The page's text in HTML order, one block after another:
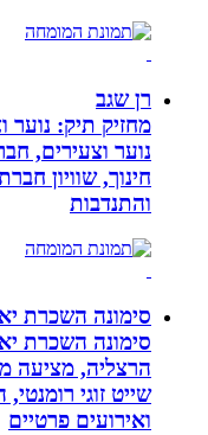
רן שגב
מחזיק תיק: נוער
נוער וצעירים, חבר
חינוך, שוויון
והתנדבות
סימונה השכרת
סימונה השכרת
הרצליה, מציעה
שייט זוגי רומנטי,
ואירועים פרטיים